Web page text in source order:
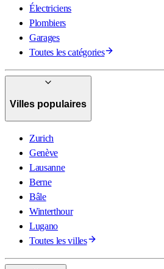
Électriciens
Plombiers
Garages
Toutes les catégories
Villes populaires
Zurich
Genève
Lausanne
Berne
Bâle
Winterthour
Lugano
Toutes les villes